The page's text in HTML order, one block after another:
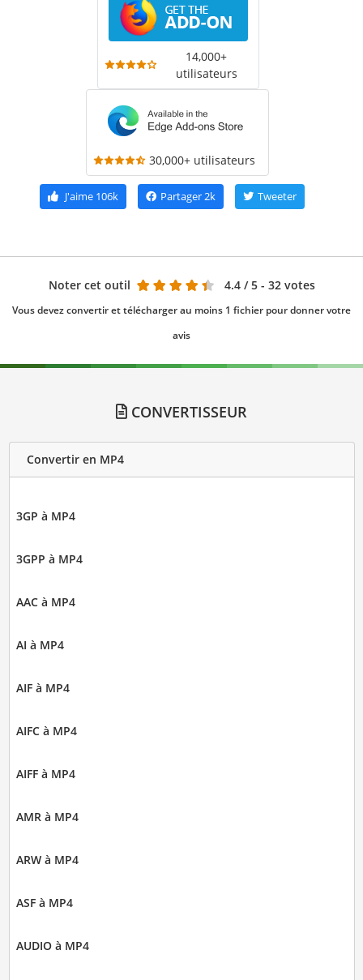
14,000+
utilisateurs
30,000+ utilisateurs
J'aime106k Partager2k Tweeter
Noter cet outil 4.4 / 5 - 32 votes
Vous devez convertir et télécharger au moins 1 fichier pour donner votre
avis
CONVERTISSEUR
Convertir en MP4
3GP à MP4
3GPP à MP4
AAC à MP4
AI à MP4
AIF à MP4
AIFC à MP4
AIFF à MP4
AMR à MP4
ARW à MP4
ASF à MP4
AUDIO à MP4